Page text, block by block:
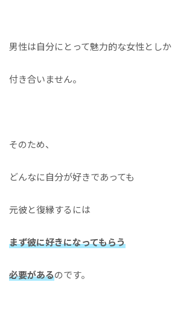
男性は自分にとって魅力的な女性としか
付き合いません。
そのため、
どんなに自分が好きであっても
元彼と復縁するには
まず彼に好きになってもらう
必要があるのです。